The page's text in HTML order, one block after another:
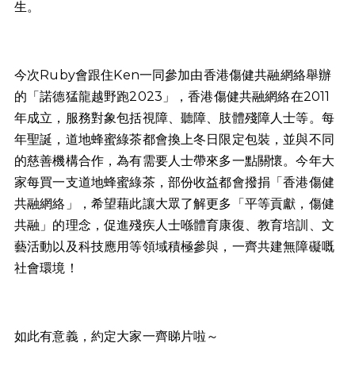
生。
今次Ruby會跟住Ken一同參加由香港傷健共融網絡舉辦
的「諾德猛龍越野跑2023」，香港傷健共融網絡在2011
年成立，服務對象包括視障、聽障、肢體殘障人士等。每
年聖誕，道地蜂蜜綠茶都會換上冬日限定包裝，並與不同
的慈善機構合作，為有需要人士帶來多一點關懷。今年大
家每買一支道地蜂蜜綠茶，部份收益都會撥捐「香港傷健
共融網絡」，希望藉此讓大眾了解更多「平等貢獻，傷健
共融」的理念，促進殘疾人士喺體育康復、教育培訓、文
藝活動以及科技應用等領域積極參與，一齊共建無障礙嘅
社會環境！
如此有意義，約定大家一齊睇片啦～